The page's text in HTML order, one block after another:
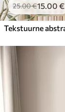
25.00€15.00 €
Tekstuurne